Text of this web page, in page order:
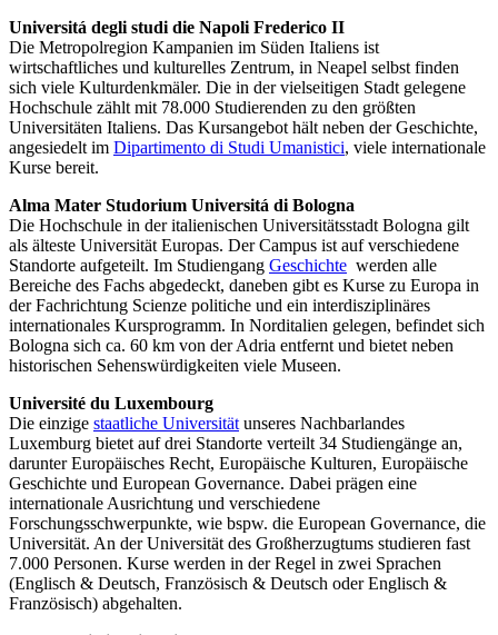
Universitá degli studi die Napoli Frederico II
Die Metropolregion Kampanien im Süden Italiens ist
wirtschaftliches und kulturelles Zentrum, in Neapel selbst finden
sich viele Kulturdenkmäler. Die in der vielseitigen Stadt gelegene
Hochschule zählt mit 78.000 Studierenden zu den größten
Universitäten Italiens. Das Kursangebot hält neben der Geschichte,
angesiedelt im Dipartimento di Studi Umanistici, viele internationale
Kurse bereit.
Alma Mater Studorium Universitá di Bologna
Die Hochschule in der italienischen Universitätsstadt Bologna gilt
als älteste Universität Europas. Der Campus ist auf verschiedene
Standorte aufgeteilt. Im Studiengang Geschichte werden alle
Bereiche des Fachs abgedeckt, daneben gibt es Kurse zu Europa in
der Fachrichtung Scienze politiche und ein interdisziplinäres
internationales Kursprogramm. In Norditalien gelegen, befindet sich
Bologna sich ca. 60 km von der Adria entfernt und bietet neben
historischen Sehenswürdigkeiten viele Museen.
Université du Luxembourg
Die einzige staatliche Universität unseres Nachbarlandes
Luxemburg bietet auf drei Standorte verteilt 34 Studiengänge an,
darunter Europäisches Recht, Europäische Kulturen, Europäische
Geschichte und European Governance. Dabei prägen eine
internationale Ausrichtung und verschiedene
Forschungsschwerpunkte, wie bspw. die European Governance, die
Universität. An der Universität des Großherzugtums studieren fast
7.000 Personen. Kurse werden in der Regel in zwei Sprachen
(Englisch & Deutsch, Französisch & Deutsch oder Englisch &
Französisch) abgehalten.